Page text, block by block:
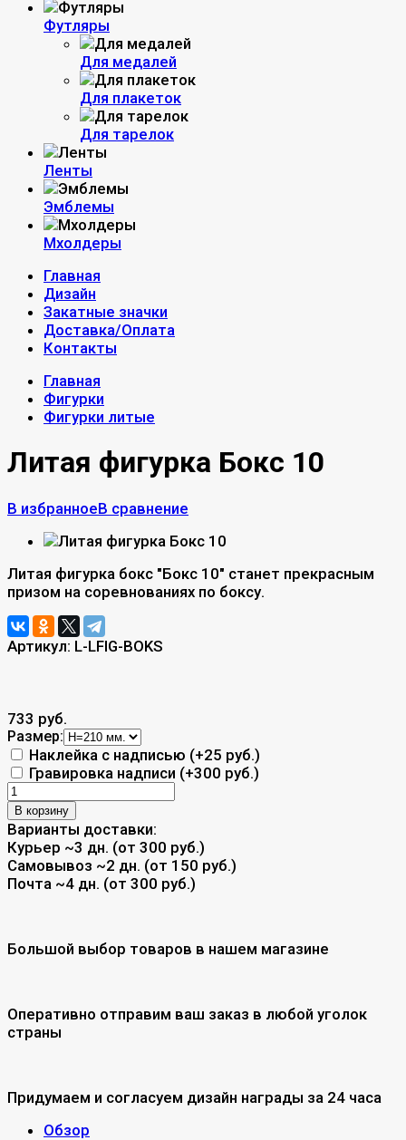
Футляры
Для медалей
Для плакеток
Для тарелок
Ленты
Эмблемы
Мхолдеры
Главная
Дизайн
Закатные значки
Доставка/Оплата
Контакты
Главная
Фигурки
Фигурки литые
Литая фигурка Бокс 10
В избранноеВ сравнение
Литая фигурка бокс "Бокс 10"​ станет прекрасным
призом на соревнованиях по боксу.
Артикул: L-LFIG-BOKS
733 руб.
Размер:
Наклейка с надписью (+25 руб.)
Гравировка надписи (+300 руб.)
В корзину
Варианты доставки:
Курьер ~3 дн. (от 300 руб.)
Самовывоз ~2 дн. (от 150 руб.)
Почта ~4 дн. (от 300 руб.)
Большой выбор товаров в нашем магазине
Оперативно отправим ваш заказ в любой уголок
страны
Придумаем и согласуем дизайн награды за 24 часа
Обзор